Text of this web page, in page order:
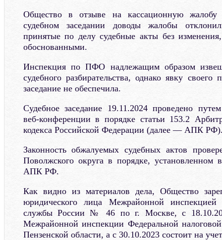
Общество в отзыве на кассационную жалобу
судебном заседании доводы жалобы
принятые по делу судебные акты без
обоснованными.
Инспекция по ПФО надлежащим образом
судебного разбирательства, однако явку своего
заседание не обеспечила.
Судебное заседание 19.11.2024 проведено
веб-конференции в порядке статьи 153.2
кодекса Российской Федерации (далее — АПК
Законность обжалуемых судебных актов
Поволжского округа в порядке, установленном
АПК РФ.
Как видно из материалов дела, Общество
юридического лица Межрайонной инспекцией
службы России № 46 по г. Москве, с
Межрайонной инспекции Федеральной
Пензенской области, а с 30.10.2023 состоит на